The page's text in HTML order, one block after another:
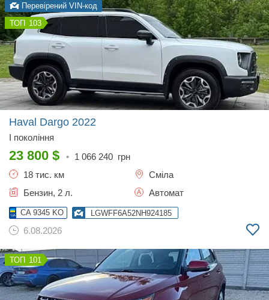
Перевірений VIN-код
103
Haval Dargo 2022
I покоління
23 800 $ • 1 066 240 грн
18 тис. км
Сміла
Бензин, 2 л.
Автомат
CA 9345 KO LGWFF6A52NH924185
6.08.2026
101